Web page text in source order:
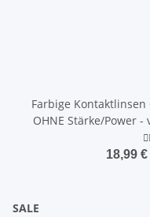
Farbige
OHNE Stärke/Power
Plus
18,99 €
SALE